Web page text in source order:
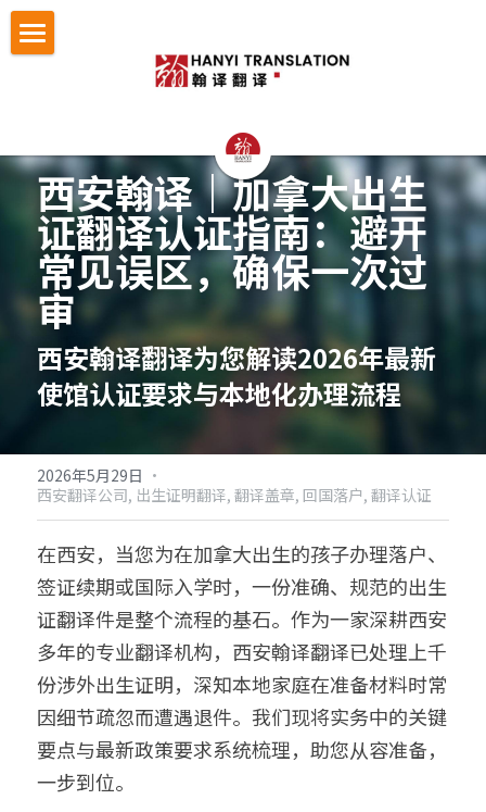
法律翻译
证件翻译
留学移民翻译
企业商务翻译
企业出海语言服务
口译同传
认证与宣誓翻译
认证与宣誓翻译
NAATI认证翻译
NZTA 认证翻译
法国宣誓翻译
按照文件找翻译
护照翻译
驾照翻译
学历证书与成绩单翻译
银行流水
出生证结婚证
无犯罪记录证明
病历处方笺
在职证明与工作证明翻译
商务合同公司章程
成功案例
法律翻译案例
证件翻译案例
企业商务与出海案例
医学病历翻译案例
口译同传案例
办事指南
法律翻译指南
留学移民材料指南
企业商务与出海指南
医学病历翻译指南
口译同传指南
翻译盖章与交付指南
翻译语种
法语西班牙语翻译意大利语翻译
俄语翻译波兰语翻译
泰语老挝语等小语种
公司介绍
成都翻译服务
西安翻译服务
重庆翻译服务
深圳翻译服务
翻译资质
合作客户
发送文件获取报价
西安翰译｜加拿大出生
证翻译认证指南：避开
常见误区，确保一次过
审
西安翰译翻译为您解读2026年最新
使馆认证要求与本地化办理流程
2026年5月29日 ·
西安翻译公司, 出生证明翻译, 翻译盖章, 回国落户, 翻译认证
在西安，当您为在加拿大出生的孩子办理落户、
签证续期或国际入学时，一份准确、规范的出生
证翻译件是整个流程的基石。作为一家深耕西安
多年的专业翻译机构，西安翰译翻译已处理上千
份涉外出生证明，深知本地家庭在准备材料时常
因细节疏忽而遭遇退件。我们现将实务中的关键
要点与最新政策要求系统梳理，助您从容准备，
一步到位。